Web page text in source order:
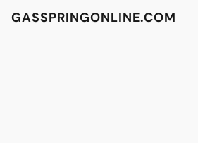
GASSPRINGONLINE.COM